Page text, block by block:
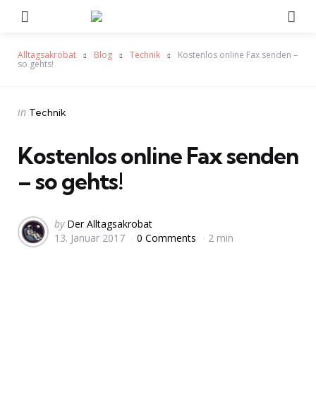
Alltagsakrobat Blog Technik Kostenlos online Fax senden –
so gehts!
Categories
Posted
in Technik
Kostenlos online Fax senden
– so gehts!
Posted
by
by Der Alltagsakrobat
13. Januar 2017
0 Comments 2 min